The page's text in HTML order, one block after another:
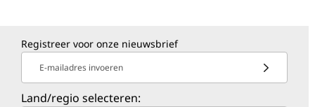
Registreer voor onze nieuwsbrief
E-mailadres invoeren
Land/regio selecteren: